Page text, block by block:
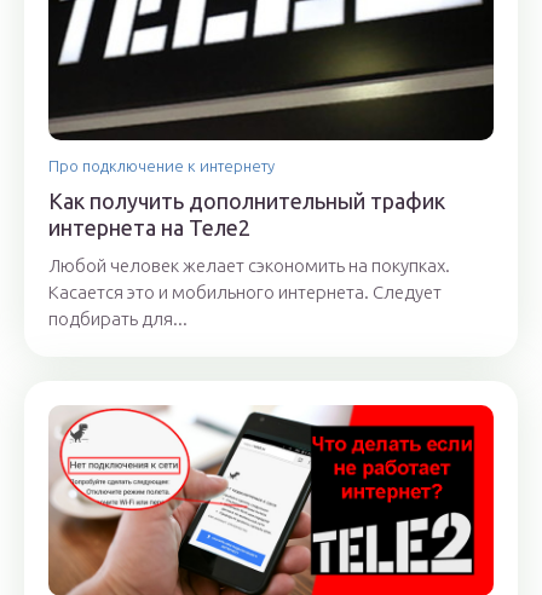
Про подключение к интернету
Как получить дополнительный трафик
интернета на Теле2
Любой человек желает сэкономить на покупках.
Касается это и мобильного интернета. Следует
подбирать для...